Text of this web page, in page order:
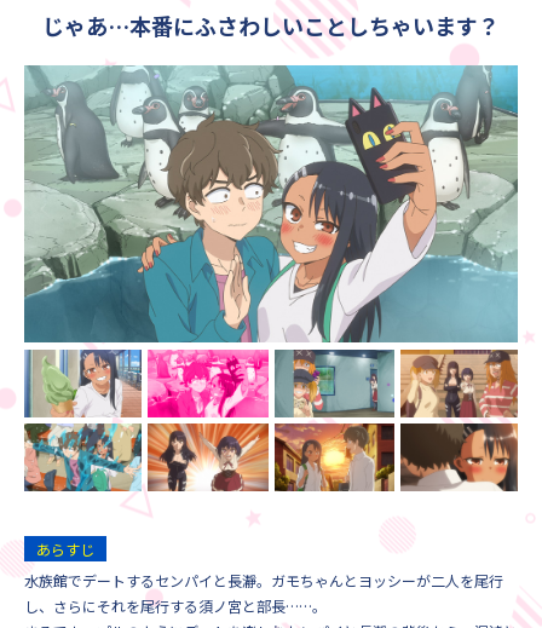
じゃあ…本番にふさわしいことしちゃいます？
あらすじ
水族館でデートするセンパイと長瀞。ガモちゃんとヨッシーが二人を尾行
し、さらにそれを尾行する須ノ宮と部長……。